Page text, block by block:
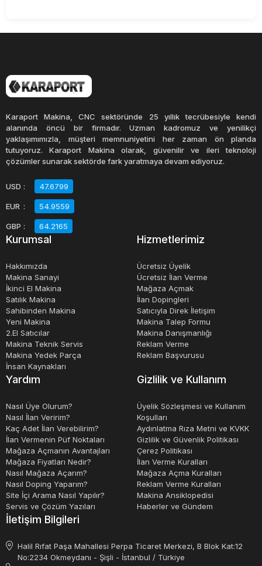
Karaport Makina, CNC sektöründe 25 yıllık tecrübesiyle kendi
alanında öncü bir firmadır. Uzman kadromuz ve yenilikçi
yaklaşımımızla, müşteri memnuniyetini her zaman ön planda
tutuyoruz. Karaport Makina olarak, güvenilir ve ileri teknoloji
çözümler sunarak sektörde fark yaratmaya devam ediyoruz.
USD : 47.6799
EUR : 54.9559
GBP : 64.2165
Kurumsal
Hakkımızda
Makina Sanayi
İkinci El Makina
Satılık Makina
Sahibinden Makina
Yeni Makina
2.El Satıcılar
Makina Teknik Servis
Makina Yedek Parça
İnsan Kaynakları
Hizmetlerimiz
Ücretsiz Üyelik
Ücretsiz İlan Verme
Mağaza Açmak
İlan Dopingleri
Satıcıyla Direk İletişim
Makina Talep Formu
Makina Danışmanlığı
Reklam Verme
Reklam Başvurusu
Yardım
Nasıl Üye Olurum?
Nasıl İlan Veririm?
Kaç Adet İlan Verebilirim?
İlan Vermenin Püf Noktaları
Mağaza Açmanın Avantajları
Mağaza Fiyatları Nedir?
Nasıl Mağaza Açarım?
Nasıl Doping Yaparım?
Site İçi Arama Nasıl Yapılır?
Servis ve Çözüm Yazıları
Gizlilik ve Kullanım
Üyelik Sözleşmesi ve Kullanım
Koşulları
Aydınlatma Rıza Metni ve KVKK
Gizlilik ve Güvenlik Politikası
Çerez Politikası
İlan Verme Kuralları
Mağaza Açma Kuralları
Reklam Verme Kuralları
Makina Ansiklopedisi
Haberler ve Gündem
İletişim Bilgileri
Halil Rıfat Paşa Mahallesi Perpa Ticaret Merkezi, B Blok Kat:12
No:2234 Okmeydanı - Şişli - İstanbul / Türkiye